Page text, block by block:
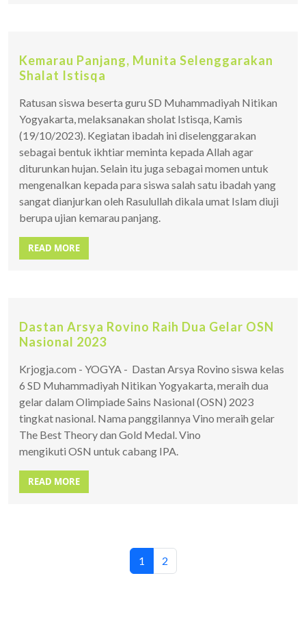
Kemarau Panjang, Munita Selenggarakan
Shalat Istisqa
Ratusan siswa beserta guru SD Muhammadiyah Nitikan
Yogyakarta, melaksanakan sholat Istisqa, Kamis
(19/10/2023). Kegiatan ibadah ini diselenggarakan
sebagai bentuk ikhtiar meminta kepada Allah agar
diturunkan hujan. Selain itu juga sebagai momen untuk
mengenalkan kepada para siswa salah satu ibadah yang
sangat dianjurkan oleh Rasulullah dikala umat Islam diuji
berupa ujian kemarau panjang.
READ MORE
Dastan Arsya Rovino Raih Dua Gelar OSN
Nasional 2023
Krjogja.com - YOGYA - Dastan Arsya Rovino siswa kelas
6 SD Muhammadiyah Nitikan Yogyakarta, meraih dua
gelar dalam Olimpiade Sains Nasional (OSN) 2023
tingkat nasional. Nama panggilannya Vino meraih gelar
The Best Theory dan Gold Medal. Vino
mengikuti OSN untuk cabang IPA.
READ MORE
1 2